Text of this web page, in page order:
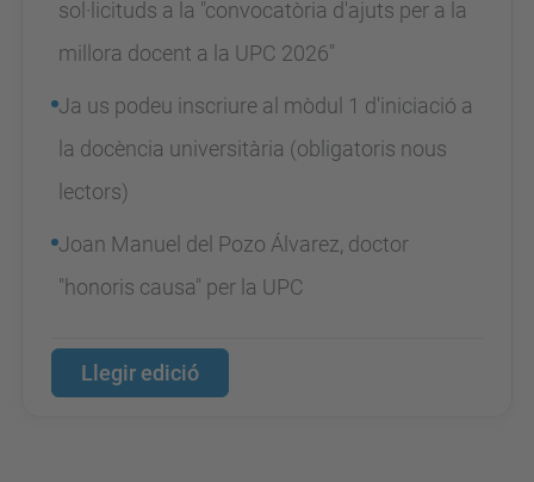
sol·licituds a la "convocatòria d'ajuts per a la
millora docent a la UPC 2026"
Ja us podeu inscriure al mòdul 1 d'iniciació a
la docència universitària (obligatoris nous
lectors)
Joan Manuel del Pozo Álvarez, doctor
"honoris causa" per la UPC
Llegir edició